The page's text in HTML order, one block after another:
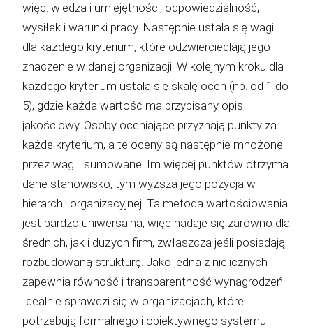
więc: wiedza i umiejętności, odpowiedzialność,
wysiłek i warunki pracy. Następnie ustala się wagi
dla każdego kryterium, które odzwierciedlają jego
znaczenie w danej organizacji. W kolejnym kroku dla
każdego kryterium ustala się skalę ocen (np. od 1 do
5), gdzie każda wartość ma przypisany opis
jakościowy. Osoby oceniające przyznają punkty za
każde kryterium, a te oceny są następnie mnożone
przez wagi i sumowane. Im więcej punktów otrzyma
dane stanowisko, tym wyższa jego pozycja w
hierarchii organizacyjnej. Ta metoda wartościowania
jest bardzo uniwersalna, więc nadaje się zarówno dla
średnich, jak i dużych firm, zwłaszcza jeśli posiadają
rozbudowaną strukturę. Jako jedna z nielicznych
zapewnia równość i transparentność wynagrodzeń.
Idealnie sprawdzi się w organizacjach, które
potrzebują formalnego i obiektywnego systemu